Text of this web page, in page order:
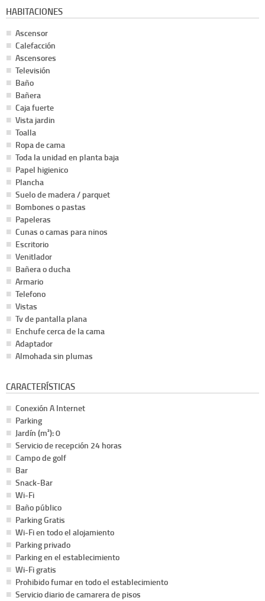
HABITACIONES
Ascensor
Calefacción
Ascensores
Televisión
Baño
Bañera
Caja fuerte
Vista jardin
Toalla
Ropa de cama
Toda la unidad en planta baja
Papel higienico
Plancha
Suelo de madera / parquet
Bombones o pastas
Papeleras
Cunas o camas para ninos
Escritorio
Venitlador
Bañera o ducha
Armario
Telefono
Vistas
Tv de pantalla plana
Enchufe cerca de la cama
Adaptador
Almohada sin plumas
CARACTERÍSTICAS
Conexión A Internet
Parking
Jardín (m²): 0
Servicio de recepción 24 horas
Campo de golf
Bar
Snack-Bar
Wi-Fi
Baño público
Parking Gratis
Wi-Fi en todo el alojamiento
Parking privado
Parking en el establecimiento
Wi-Fi gratis
Prohibido fumar en todo el establecimiento
Servicio diario de camarera de pisos